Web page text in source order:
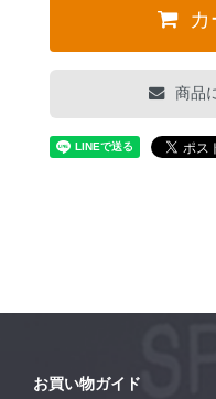
商品
お買い物ガイド